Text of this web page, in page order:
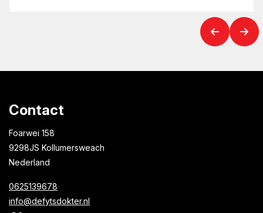
Contact
Foarwei 158
9298JS Kollumersweach
Nederland
0625139678
info@defytsdokter.nl